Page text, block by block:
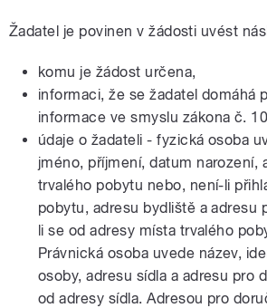
Žadatel je povinen v žádosti uvést
komu je žádost určena,
informaci, že se žadatel domáhá
informace ve smyslu zákona č.
údaje o žadateli - fyzická osoba
jméno, příjmení, datum narození,
trvalého pobytu nebo, není-li
pobytu, adresu bydliště a adresu
li se od adresy místa trvalého
Právnická osoba uvede název,
osoby, adresu sídla a adresu pro
od adresy sídla. Adresou pro